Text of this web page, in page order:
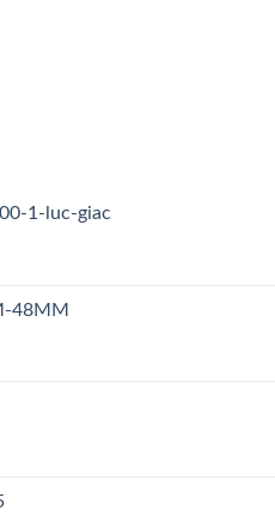
1-luc-giac
48MM